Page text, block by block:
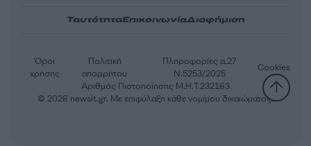
ΤαυτότηταΕπικοινωνίαΔιαφήμιση
Αριθμός Πιστοποίησης Μ.Η.Τ.232163
Όροι
χρήσης
Πολιτική
απορρήτου
Πληροφορίες α.27
Ν.5253/2025
Cookies
© 2026 newsit.gr. Με επιφύλαξη κάθε νομίμου δικαιώματος.